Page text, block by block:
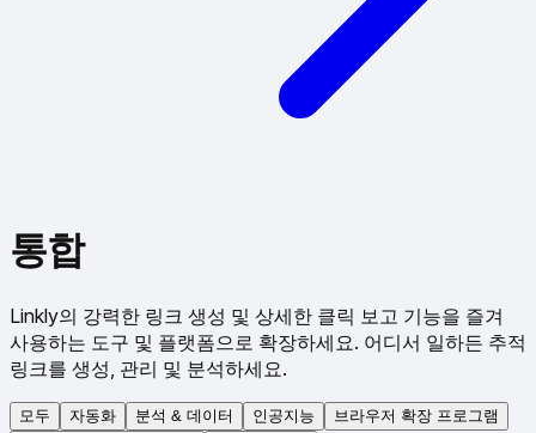
통합
Linkly의 강력한 링크 생성 및 상세한 클릭 보고 기능을 즐겨
사용하는 도구 및 플랫폼으로 확장하세요. 어디서 일하든 추적
링크를 생성, 관리 및 분석하세요.
모두 자동화 분석 & 데이터 인공지능
브라우저 확장 프로그램